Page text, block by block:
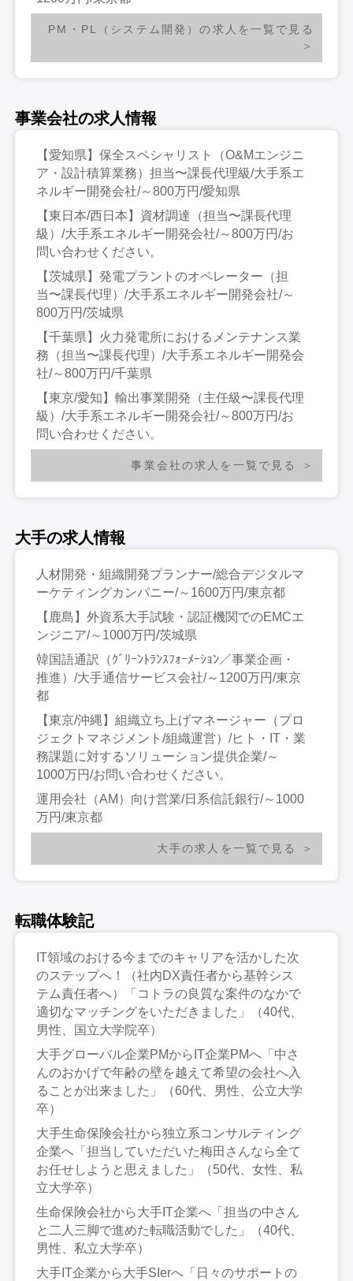
PM・PL（システム開発）の求人を一覧で見る
事業会社の求人情報
【愛知県】保全スペシャリスト（O&Mエンジニ
ア・設計積算業務）担当〜課長代理級/大手系エ
ネルギー開発会社/～800万円/愛知県
【東日本/西日本】資材調達（担当〜課長代理
級）/大手系エネルギー開発会社/～800万円/お
問い合わせください。
【茨城県】発電プラントのオペレーター（担
当〜課長代理）/大手系エネルギー開発会社/～
800万円/茨城県
【千葉県】火力発電所におけるメンテナンス業
務（担当〜課長代理）/大手系エネルギー開発会
社/～800万円/千葉県
【東京/愛知】輸出事業開発（主任級〜課長代理
級）/大手系エネルギー開発会社/～800万円/お
問い合わせください。
事業会社の求人を一覧で見る
大手の求人情報
人材開発・組織開発プランナー/総合デジタルマ
ーケティングカンパニー/～1600万円/東京都
【鹿島】外資系大手試験・認証機関でのEMCエ
ンジニア/～1000万円/茨城県
韓国語通訳（ｸﾞﾘｰﾝﾄﾗﾝｽﾌｫｰﾒｰｼｮﾝ／事業企画・
推進）/大手通信サービス会社/～1200万円/東京
都
【東京/沖縄】組織立ち上げマネージャー（プロ
ジェクトマネジメント/組織運営）/ヒト・IT・業
務課題に対するソリューション提供企業/～
1000万円/お問い合わせください。
運用会社（AM）向け営業/日系信託銀行/～1000
万円/東京都
大手の求人を一覧で見る
転職体験記
IT領域のおける今までのキャリアを活かした次
のステップへ！（社内DX責任者から基幹シス
テム責任者へ）「コトラの良質な案件のなかで
適切なマッチングをいただきました」（40代、
男性、国立大学院卒）
大手グローバル企業PMからIT企業PMへ「中さ
んのおかげで年齢の壁を越えて希望の会社へ入
ることが出来ました」（60代、男性、公立大学
卒）
大手生命保険会社から独立系コンサルティング
企業へ「担当していただいた梅田さんなら全て
お任せしようと思えました」（50代、女性、私
立大学卒）
生命保険会社から大手IT企業へ「担当の中さん
と二人三脚で進めた転職活動でした」（40代、
男性、私立大学卒）
大手IT企業から大手SIerへ「日々のサポートの